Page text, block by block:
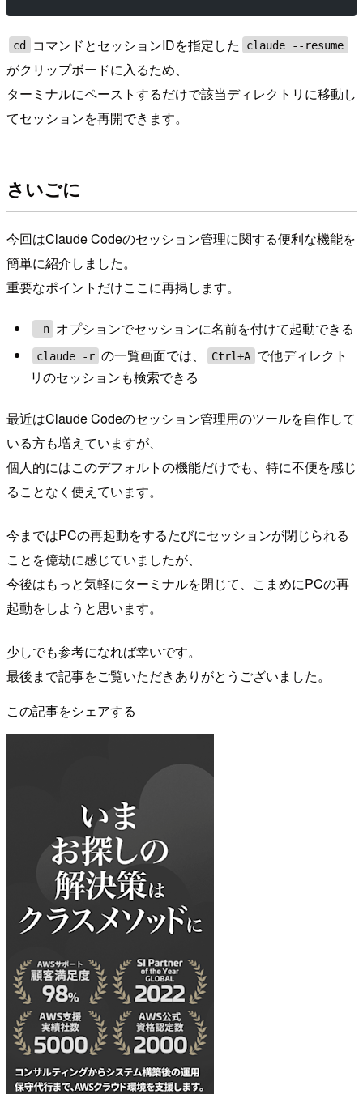
cd コマンドとセッションIDを指定した claude --resume
がクリップボードに入るため、
ターミナルにペーストするだけで該当ディレクトリに移動し
てセッションを再開できます。
さいごに
今回はClaude Codeのセッション管理に関する便利な機能を
簡単に紹介しました。
重要なポイントだけここに再掲します。
-n オプションでセッションに名前を付けて起動できる
claude -r の一覧画面では、 Ctrl+A で他ディレクト
リのセッションも検索できる
最近はClaude Codeのセッション管理用のツールを自作して
いる方も増えていますが、
個人的にはこのデフォルトの機能だけでも、特に不便を感じ
ることなく使えています。
今まではPCの再起動をするたびにセッションが閉じられる
ことを億劫に感じていましたが、
今後はもっと気軽にターミナルを閉じて、こまめにPCの再
起動をしようと思います。
少しでも参考になれば幸いです。
最後まで記事をご覧いただきありがとうございました。
この記事をシェアする